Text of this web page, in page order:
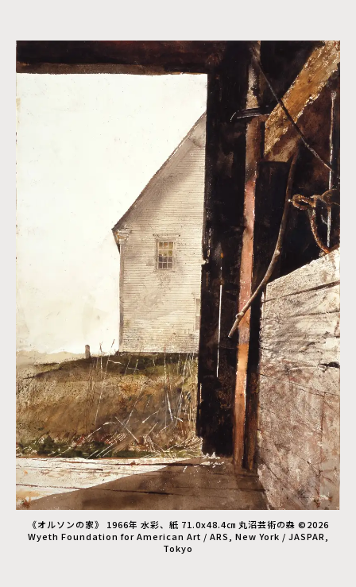
《オルソンの家》 1966年 水彩、紙 71.0x48.4㎝ 丸沼芸術の森 ©2026
Wyeth Foundation for American Art / ARS, New York / JASPAR,
Tokyo